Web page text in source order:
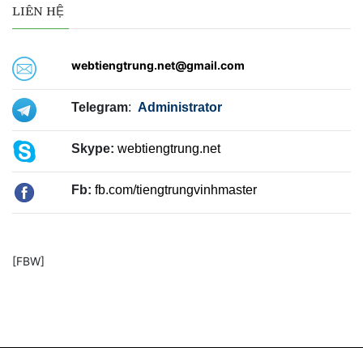
LIÊN HỆ
webtiengtrung.net@gmail.com
Telegram: Administrator
Skype: webtiengtrung.net
Fb: fb.com/tiengtrungvinhmaster
[FBW]